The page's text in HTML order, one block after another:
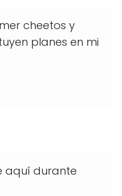
cheetos y
planes en mi
aquí durante